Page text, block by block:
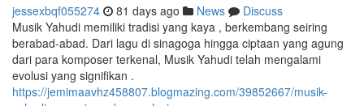
jessexbqf055274 81 days ago News
Discuss
Musik Yahudi memiliki tradisi yang kaya , berkembang seiring
berabad-abad. Dari lagu di sinagoga hingga ciptaan yang agung
dari para komposer terkenal, Musik Yahudi telah mengalami
evolusi yang signifikan .
https://jemimaavhz458807.blogmazing.com/39852667/musik-